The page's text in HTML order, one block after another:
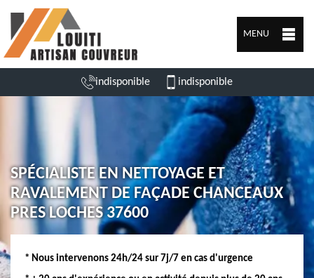
MENU
indisponible indisponible
SPÉCIALISTE EN NETTOYAGE ET
RAVALEMENT DE FAÇADE CHANCEAUX
PRES LOCHES 37600
* Nous intervenons 24h/24 sur 7j/7 en cas d'urgence